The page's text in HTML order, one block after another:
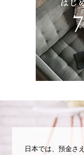
日本では、預金さ